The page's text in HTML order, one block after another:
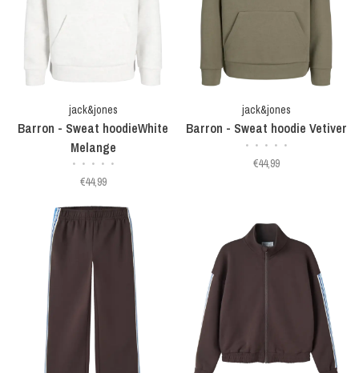
jack&jones
Barron - Sweat hoodieWhite
Melange
• • • • •
€44,99
jack&jones
Barron - Sweat hoodie Vetiver
• • • • •
€44,99